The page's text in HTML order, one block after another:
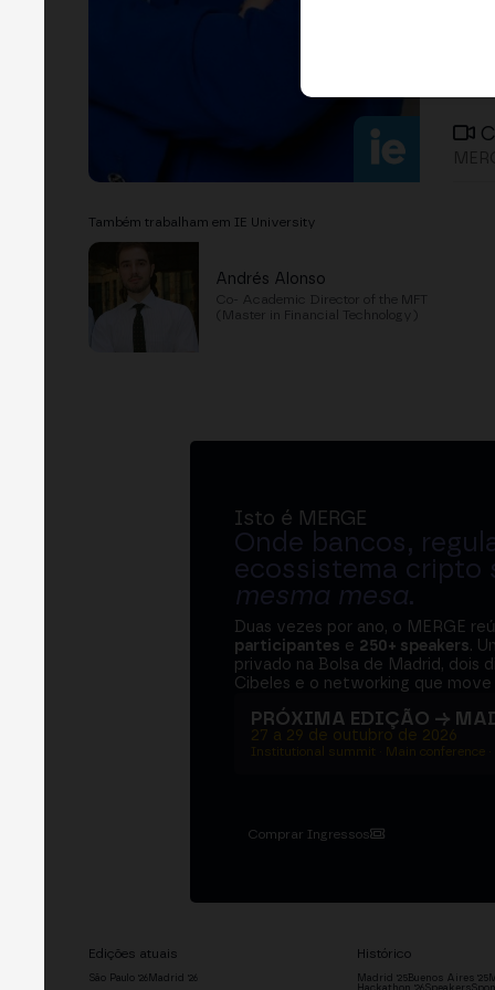
Também trabalham em IE University
Andrés Alonso
Co- Academic Director of the MFT
(Master in Financial Technology)
Isto é MERGE
Onde bancos,
ecossistema cripto
mesma mesa.
Duas vezes por ano, o MERGE
participantes e 250+ speakers.
privado na Bolsa de Madrid, dois
Cibeles e o networking que move
PRÓXIMA EDIÇÃO →
27 a 29 de outubro de 2026
Institutional summit · Main conference
Comprar Ingressos
Edições atuais
São Paulo '26 Madrid '26
Histórico
Madrid '25Buenos Aires '25